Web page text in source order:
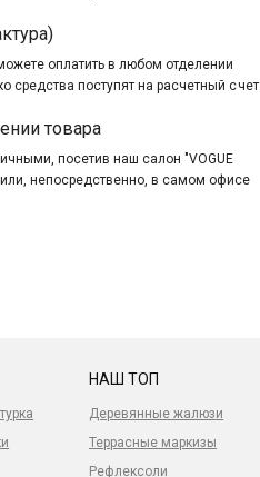
оплатить в любом отделении
средства поступят на расчетный счет.
товара
посетив наш салон "VOGUE
или, непосредственно, в самом офисе
НАШ ТОП
Деревянные жалюзи
Террасные маркизы
Рефлексоли